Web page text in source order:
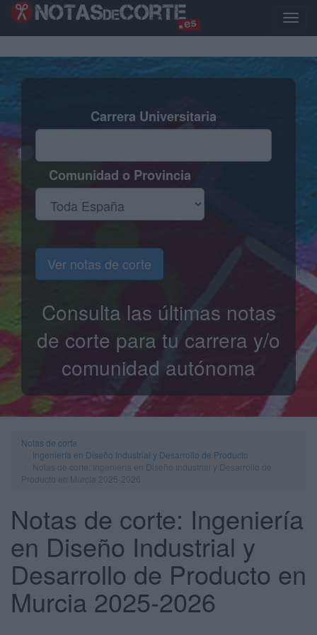
Pasar
Toggle
Carrera Universitaria
Comunidad o Provincia
Ver notas de corte
Consulta las últimas notas
de corte para tu carrera y/o
comunidad autónoma
Notas de corte
Ingeniería en Diseño Industrial y Desarrollo de Producto
Notas de corte: Ingeniería
en Diseño Industrial y
Desarrollo de Producto en
Murcia 2025-2026